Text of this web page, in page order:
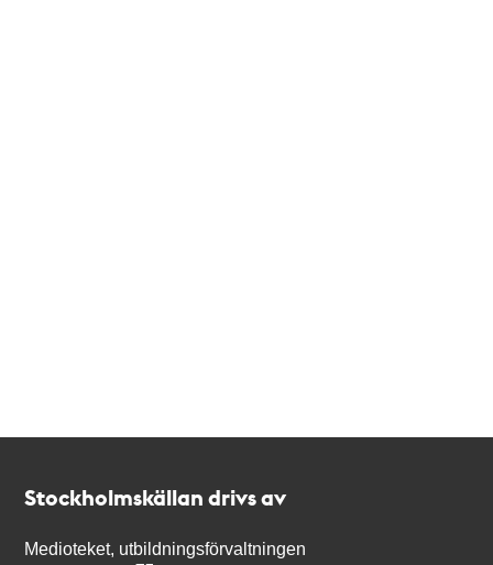
Stockholmskällan drivs av
Medioteket, utbildningsförvaltningen